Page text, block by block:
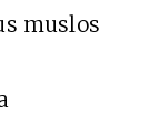
muslos